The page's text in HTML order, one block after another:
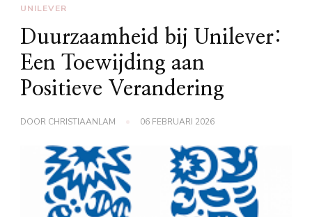
UNILEVER
Duurzaamheid bij Unilever:
Een Toewijding aan
Positieve Verandering
DOOR CHRISTIAANLAM 06 FEBRUARI 2026